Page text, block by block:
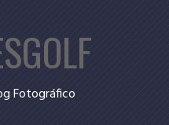
Fotográfico